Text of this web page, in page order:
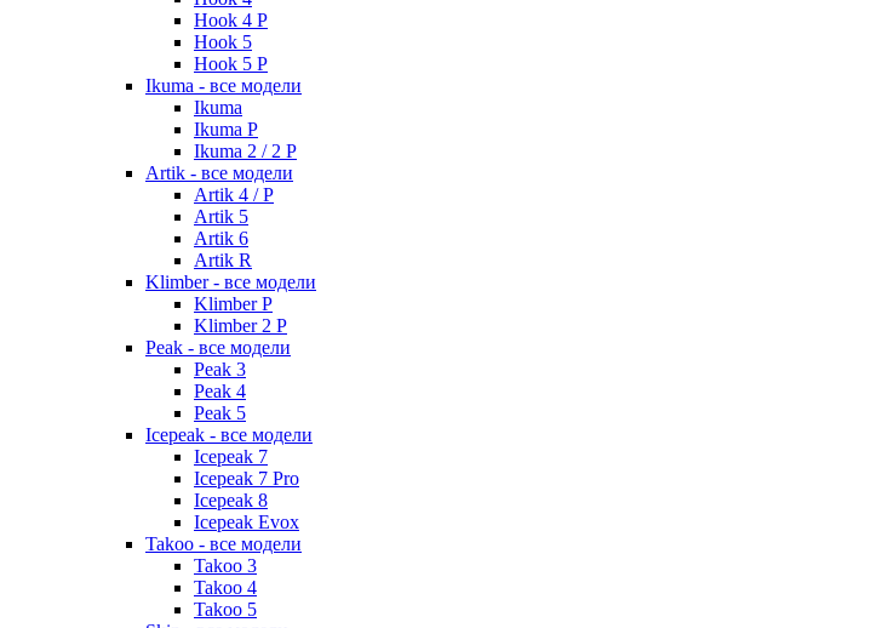
Hook 4 P
Hook 5
Hook 5 P
Ikuma - все модели
Ikuma
Ikuma P
Ikuma 2 / 2 P
Artik - все модели
Artik 4 / P
Artik 5
Artik 6
Artik R
Klimber - все модели
Klimber P
Klimber 2 P
Peak - все модели
Peak 3
Peak 4
Peak 5
Icepeak - все модели
Icepeak 7
Icepeak 7 Pro
Icepeak 8
Icepeak Evox
Takoo - все модели
Takoo 3
Takoo 4
Takoo 5